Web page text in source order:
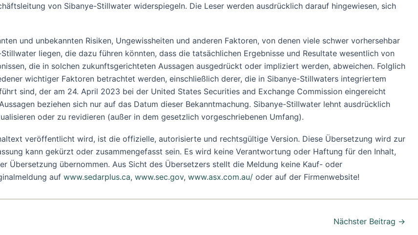
von Sibanye-Stillwater widerspiegeln. Die Leser werden ausdrücklich darauf hingewiesen, sich
und unbekannten Risiken, Ungewissheiten und anderen Faktoren, von denen viele schwer vorhersehbar
liegen, die dazu führen könnten, dass die tatsächlichen Ergebnisse und Resultate wesentlich von
die in solchen zukunftsgerichteten Aussagen ausgedrückt oder impliziert werden, abweichen. Folglich
wichtiger Faktoren betrachtet werden, einschließlich derer, die in Sibanye-Stillwaters integriertem
sind, der am 24. April 2023 bei der United States Securities and Exchange Commission eingereicht
beziehen sich nur auf das Datum dieser Bekanntmachung. Sibanye-Stillwater lehnt ausdrücklich
oder zu revidieren (außer in dem gesetzlich vorgeschriebenen Umfang).
veröffentlicht wird, ist die offizielle, autorisierte und rechtsgültige Version. Diese Übersetzung wird zur
kann gekürzt oder zusammengefasst sein. Es wird keine Verantwortung oder Haftung für den Inhalt,
Übersetzung übernommen. Aus Sicht des Übersetzers stellt die Meldung keine Kauf- oder
auf www.sedarplus.ca, www.sec.gov, www.asx.com.au/ oder auf der Firmenwebsite!
Nächster Beitrag →